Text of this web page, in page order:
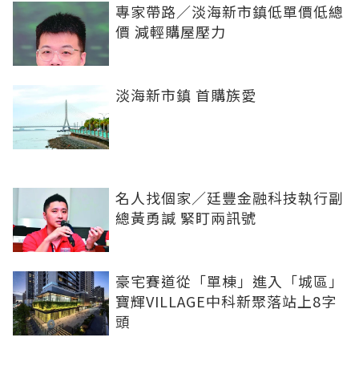
專家帶路／淡海新市鎮低單價低總
價 減輕購屋壓力
淡海新市鎮 首購族愛
名人找個家／廷豐金融科技執行副
總黃勇諴 緊盯兩訊號
豪宅賽道從「單棟」進入「城區」
寶輝VILLAGE中科新聚落站上8字
頭